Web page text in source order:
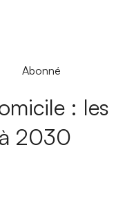
Abonné
: les
2030